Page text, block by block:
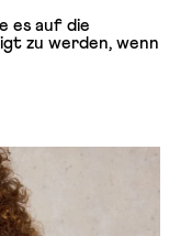
es auf die
zu werden, wenn